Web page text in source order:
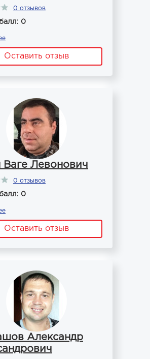
0 отзывов
0
Оставить отзыв
Ваге Левонович
0 отзывов
0
Оставить отзыв
Александр